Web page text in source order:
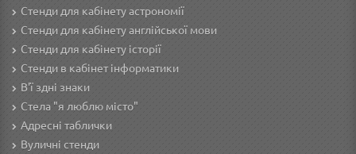
Стенди для кабінету астрономії
Стенди для кабінету англійської мови
Стенди для кабінету історії
Стенди в кабінет інформатики
В'ї здні знаки
Стела "я люблю місто"
Адресні таблички
Вуличні стенди